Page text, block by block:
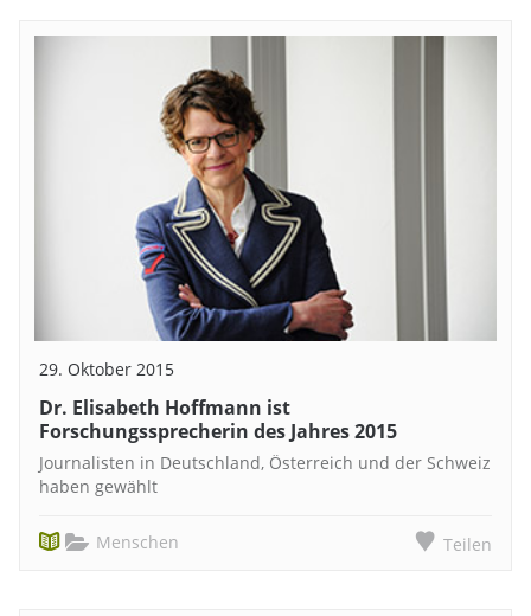
29. Oktober 2015
Dr. Elisabeth Hoffmann ist
Forschungssprecherin des Jahres 2015
Journalisten in Deutschland, Österreich und der Schweiz
haben gewählt
Menschen Teilen